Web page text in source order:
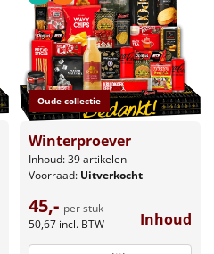
Oude collectie
Winterproever
Inhoud: 39 artikelen
Voorraad: Uitverkocht
45,- per stuk
50,67 incl. BTW Inhoud